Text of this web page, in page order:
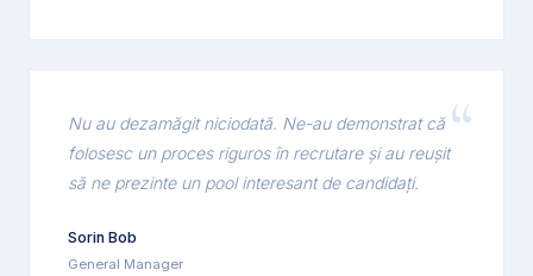
Nu au dezamăgit niciodată. Ne-au demonstrat că
folosesc un proces riguros în recrutare și au reușit
să ne prezinte un pool interesant de candidați.
Sorin Bob
General Manager